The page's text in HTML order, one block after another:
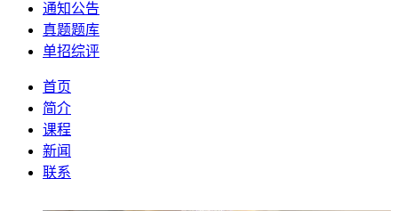
通知公告
真题题库
单招综评
首页
简介
课程
新闻
联系